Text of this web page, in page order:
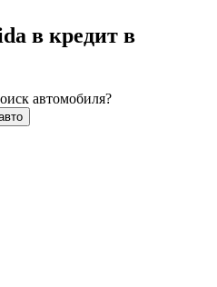
в кредит в
автомобиля?